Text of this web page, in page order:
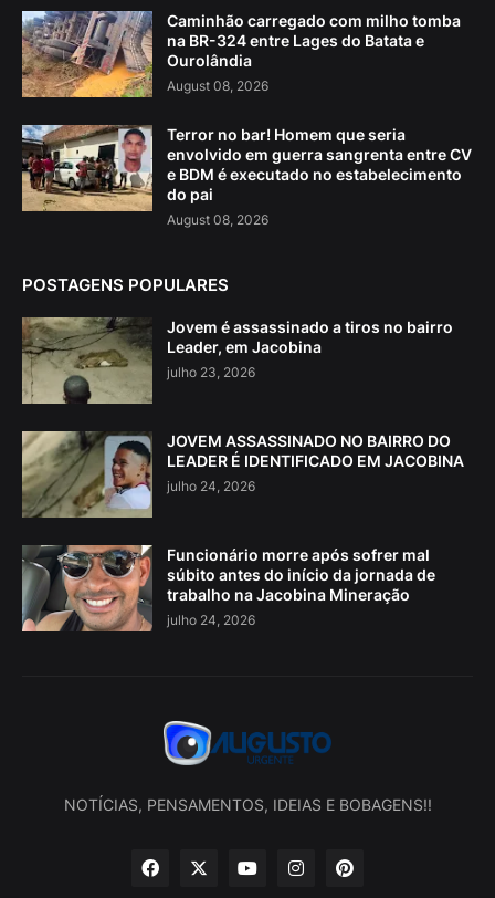
Caminhão carregado com milho tomba
na BR-324 entre Lages do Batata e
Ourolândia
August 08, 2026
Terror no bar! Homem que seria
envolvido em guerra sangrenta entre CV
e BDM é executado no estabelecimento
do pai
August 08, 2026
POSTAGENS POPULARES
Jovem é assassinado a tiros no bairro
Leader, em Jacobina
julho 23, 2026
JOVEM ASSASSINADO NO BAIRRO DO
LEADER É IDENTIFICADO EM JACOBINA
julho 24, 2026
Funcionário morre após sofrer mal
súbito antes do início da jornada de
trabalho na Jacobina Mineração
julho 24, 2026
NOTÍCIAS, PENSAMENTOS, IDEIAS E BOBAGENS!!